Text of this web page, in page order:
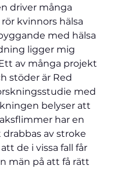
driver många
kvinnors hälsa
med hälsa
ligger mig
av många projekt
stöder är Red
med
belyser att
har en
av stroke
de i vissa fall får
män på att få rätt